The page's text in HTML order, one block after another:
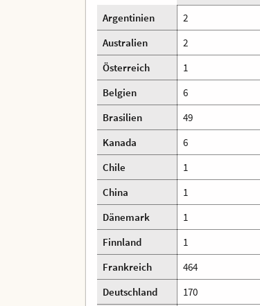
Argentinien
2
Australien
2
Österreich
1
Belgien
6
Brasilien
49
Kanada
6
Chile
1
China
1
Dänemark
1
Finnland
1
Frankreich
464
Deutschland
170